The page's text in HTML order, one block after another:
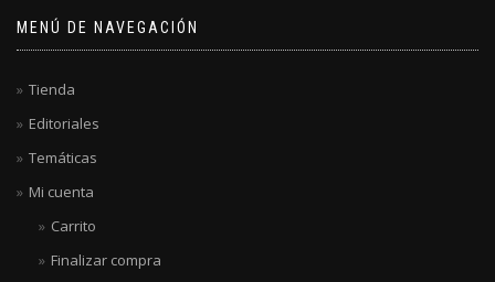
MENÚ DE NAVEGACIÓN
Tienda
Editoriales
Temáticas
Mi cuenta
Carrito
Finalizar compra